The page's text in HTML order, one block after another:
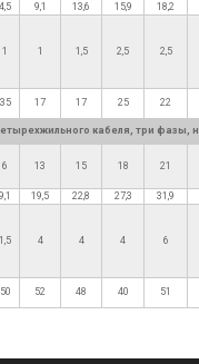
4,5 9,1 13,6 15,9 18,2
1 1 1,5 2,5 2,5
35 17 17 25 22
кабеля, три фазы,
6 13 15 18 21
9,1 19,5 22,8 27,3 31,9
1,5 4 4 4 6
50 52 48 40 51